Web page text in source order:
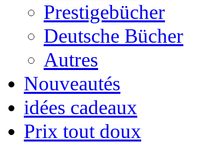
Prestigebücher
Deutsche Bücher
Autres
Nouveautés
idées cadeaux
Prix tout doux